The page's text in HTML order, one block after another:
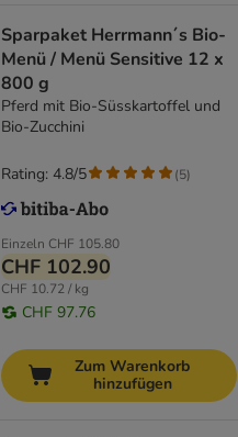
Sparpaket Herrmann´s Bio-
Menü / Menü Sensitive 12 x
800 g
Pferd mit Bio-Süsskartoffel und
Bio-Zucchini
Einzeln CHF 105.80
CHF 102.90
CHF 10.72 / kg
CHF 97.76
Rating: 4.8/5 (5)
Zum Warenkorb
hinzufügen